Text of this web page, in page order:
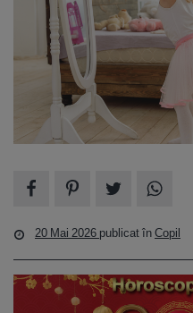
20 Mai 2026 publicat înCopil